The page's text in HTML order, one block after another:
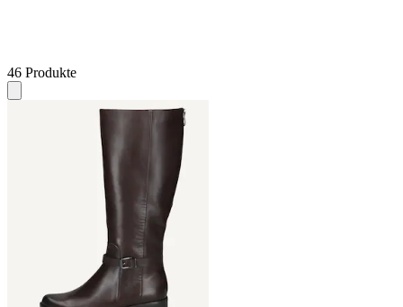
46 Produkte